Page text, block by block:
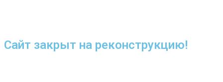
Сайт закрыт на реконструкцию!